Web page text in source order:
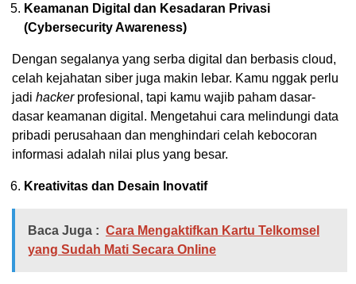
Keamanan Digital dan Kesadaran Privasi
(Cybersecurity Awareness)
Dengan segalanya yang serba digital dan berbasis cloud,
celah kejahatan siber juga makin lebar. Kamu nggak perlu
jadi hackerprofesional, tapi kamu wajib paham dasar-
dasar keamanan digital. Mengetahui cara melindungi data
pribadi perusahaan dan menghindari celah kebocoran
informasi adalah nilai plus yang besar.
Kreativitas dan Desain Inovatif
Baca Juga : Cara Mengaktifkan Kartu Telkomsel
yang Sudah Mati Secara Online